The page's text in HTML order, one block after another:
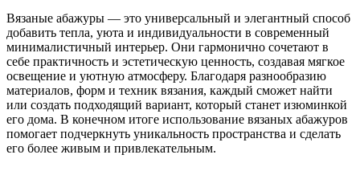
Вязаные абажуры — это универсальный и элегантный способ
добавить тепла, уюта и индивидуальности в современный
минималистичный интерьер. Они гармонично сочетают в
себе практичность и эстетическую ценность, создавая мягкое
освещение и уютную атмосферу. Благодаря разнообразию
материалов, форм и техник вязания, каждый сможет найти
или создать подходящий вариант, который станет изюминкой
его дома. В конечном итоге использование вязаных абажуров
помогает подчеркнуть уникальность пространства и сделать
его более живым и привлекательным.